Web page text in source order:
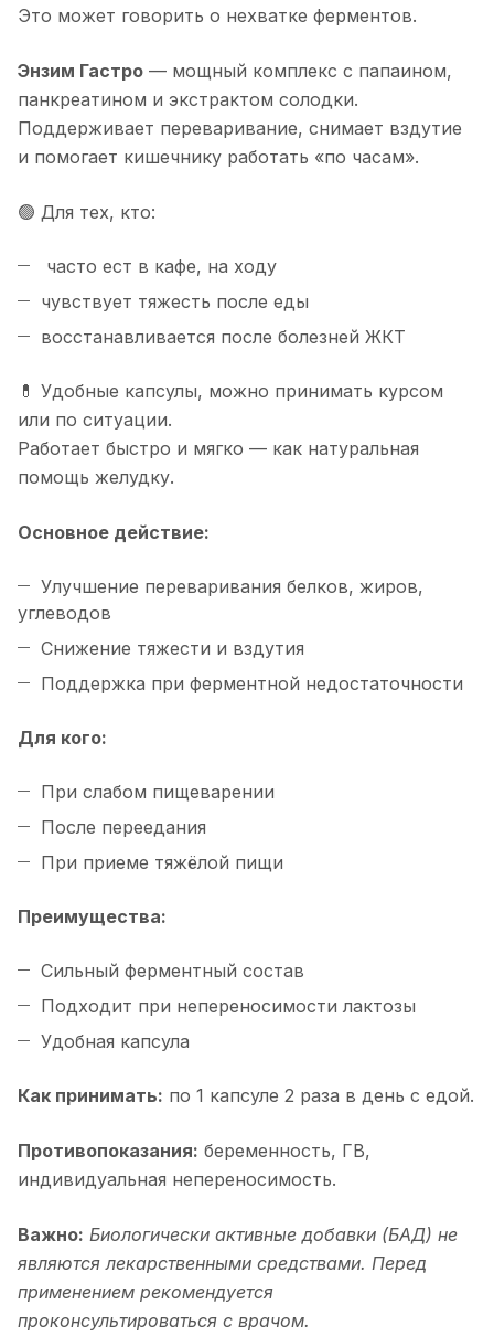
Это может говорить о нехватке ферментов.
Энзим Гастро — мощный комплекс с папаином,
панкреатином и экстрактом солодки.
Поддерживает переваривание, снимает вздутие
и помогает кишечнику работать «по часам».
🟢 Для тех, кто:
часто ест в кафе, на ходу
чувствует тяжесть после еды
восстанавливается после болезней ЖКТ
💊 Удобные капсулы, можно принимать курсом
или по ситуации.
Работает быстро и мягко — как натуральная
помощь желудку.
Основное действие:
Улучшение переваривания белков, жиров,
углеводов
Снижение тяжести и вздутия
Поддержка при ферментной недостаточности
Для кого:
При слабом пищеварении
После переедания
При приеме тяжёлой пищи
Преимущества:
Сильный ферментный состав
Подходит при непереносимости лактозы
Удобная капсула
Как принимать: по 1 капсуле 2 раза в день с едой.
Противопоказания: беременность, ГВ,
индивидуальная непереносимость.
Важно: Биологически активные добавки (БАД) не
являются лекарственными средствами. Перед
применением рекомендуется
проконсультироваться с врачом.